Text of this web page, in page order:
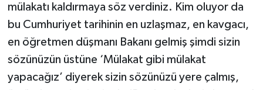
mülakatı kaldırmaya söz verdiniz. Kim oluyor da
bu Cumhuriyet tarihinin en uzlaşmaz, en kavgacı,
en öğretmen düşmanı Bakanı gelmiş şimdi sizin
sözünüzün üstüne ‘Mülakat gibi mülakat
yapacağız’ diyerek sizin sözünüzü yere çalmış,